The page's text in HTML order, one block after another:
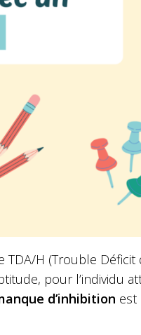
H (Trouble Déficit
pour l’individu
d’inhibition est